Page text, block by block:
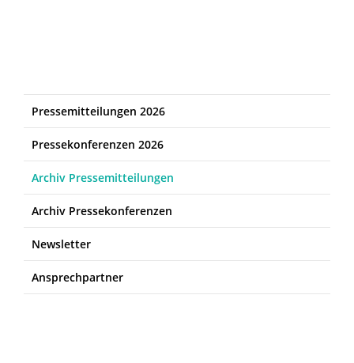
Pressemitteilungen 2026
Pressekonferenzen 2026
Archiv Pressemitteilungen
Archiv Pressekonferenzen
Newsletter
Ansprechpartner